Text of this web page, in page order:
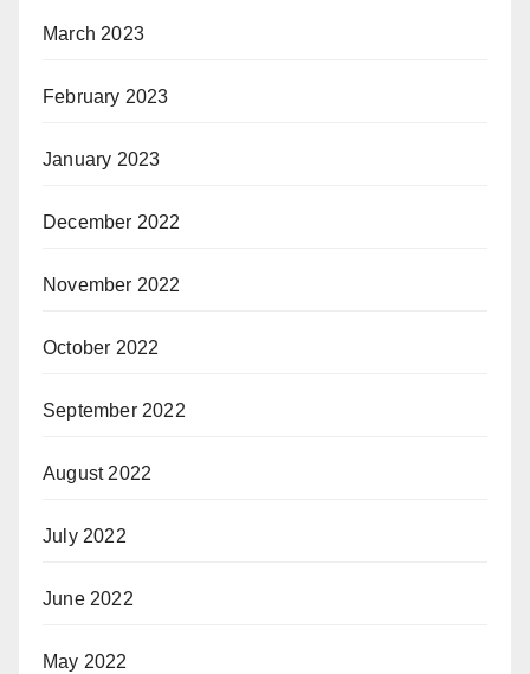
March 2023
February 2023
January 2023
December 2022
November 2022
October 2022
September 2022
August 2022
July 2022
June 2022
May 2022